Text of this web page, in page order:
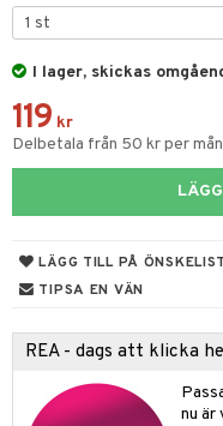
I lager, skickas
119 kr
Delbetala från 50 kr per
LÄGG TILL PÅ
TIPSA EN VÄN
REA - dags att klicka
nu är
& Tillbehör
& Solhattar
& UV-kläder
& Strumpor
gå vagnar
Builder
Born
bitar